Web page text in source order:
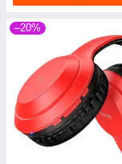
–20%